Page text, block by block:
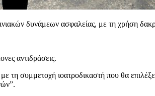
δυνάμεων ασφαλείας, με τη χρήση
αντιδράσεις.
συμμετοχή ιοατροδικαστή που θα